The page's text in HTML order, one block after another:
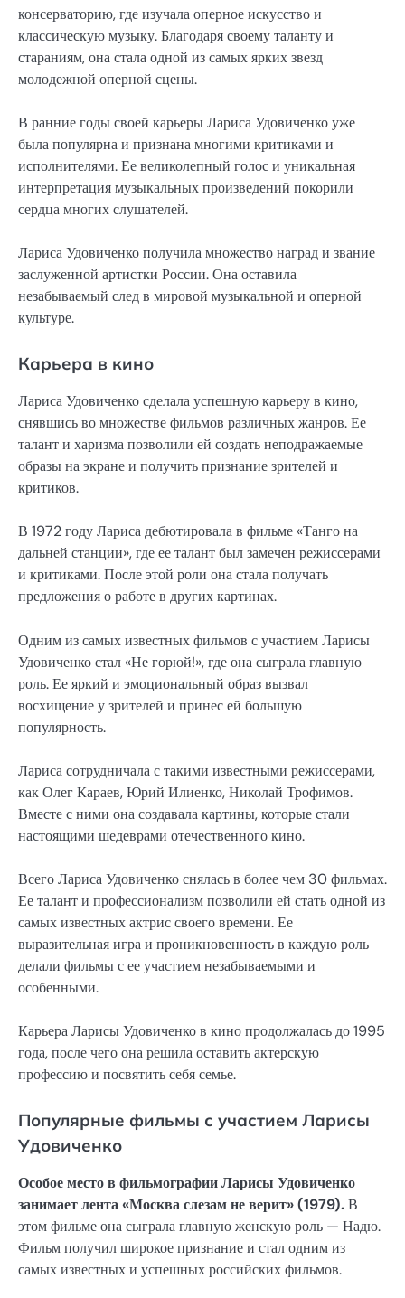
консерваторию, где изучала оперное искусство и
классическую музыку. Благодаря своему таланту и
стараниям, она стала одной из самых ярких звезд
молодежной оперной сцены.
В ранние годы своей карьеры Лариса Удовиченко уже
была популярна и признана многими критиками и
исполнителями. Ее великолепный голос и уникальная
интерпретация музыкальных произведений покорили
сердца многих слушателей.
Лариса Удовиченко получила множество наград и звание
заслуженной артистки России. Она оставила
незабываемый след в мировой музыкальной и оперной
культуре.
Карьера в кино
Лариса Удовиченко сделала успешную карьеру в кино,
снявшись во множестве фильмов различных жанров. Ее
талант и харизма позволили ей создать неподражаемые
образы на экране и получить признание зрителей и
критиков.
В 1972 году Лариса дебютировала в фильме «Танго на
дальней станции», где ее талант был замечен режиссерами
и критиками. После этой роли она стала получать
предложения о работе в других картинах.
Одним из самых известных фильмов с участием Ларисы
Удовиченко стал «Не горюй!», где она сыграла главную
роль. Ее яркий и эмоциональный образ вызвал
восхищение у зрителей и принес ей большую
популярность.
Лариса сотрудничала с такими известными режиссерами,
как Олег Караев, Юрий Илиенко, Николай Трофимов.
Вместе с ними она создавала картины, которые стали
настоящими шедеврами отечественного кино.
Всего Лариса Удовиченко снялась в более чем 30 фильмах.
Ее талант и профессионализм позволили ей стать одной из
самых известных актрис своего времени. Ее
выразительная игра и проникновенность в каждую роль
делали фильмы с ее участием незабываемыми и
особенными.
Карьера Ларисы Удовиченко в кино продолжалась до 1995
года, после чего она решила оставить актерскую
профессию и посвятить себя семье.
Популярные фильмы с участием Ларисы
Удовиченко
Особое место в фильмографии Ларисы Удовиченко
занимает лента «Москва слезам не верит» (1979).В
этом фильме она сыграла главную женскую роль — Надю.
Фильм получил широкое признание и стал одним из
самых известных и успешных российских фильмов.